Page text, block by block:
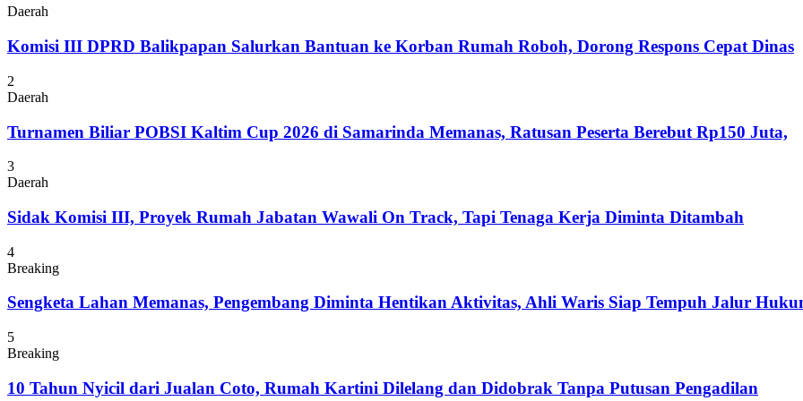
Daerah
Komisi III DPRD Balikpapan Salurkan Bantuan ke Korban Rumah Roboh, Dorong Respons Cepat Dinas
2
Daerah
Turnamen Biliar POBSI Kaltim Cup 2026 di Samarinda Memanas, Ratusan Peserta Berebut Rp150 Juta,
3
Daerah
Sidak Komisi III, Proyek Rumah Jabatan Wawali On Track, Tapi Tenaga Kerja Diminta Ditambah
4
Breaking
Sengketa Lahan Memanas, Pengembang Diminta Hentikan Aktivitas, Ahli Waris Siap Tempuh Jalur
5
Breaking
10 Tahun Nyicil dari Jualan Coto, Rumah Kartini Dilelang dan Didobrak Tanpa Putusan Pengadilan